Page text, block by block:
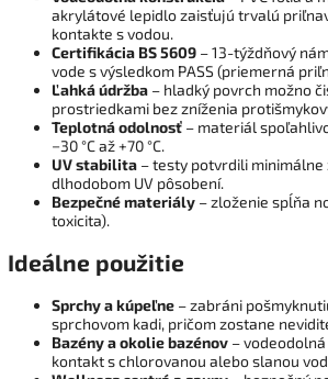
akrylátové lepidlo zaisťujú trvalú
kontakte s vodou.
Certifikácia BS 5609 – 13-týždňový
vode s výsledkom PASS (priemerná
Ľahká údržba – hladký povrch možno
prostriedkami bez zníženia
Teplotná odolnosť – materiál
−30 °C až +70 °C.
UV stabilita – testy potvrdili
dlhodobom UV pôsobení.
Bezpečné materiály – zloženie spĺňa
toxicita).
Ideálne použitie
Sprchy a kúpeľne – zabráni
sprchovom kadi, pričom zostane
Bazény a okolie bazénov –
kontakt s chlorovanou alebo slanou